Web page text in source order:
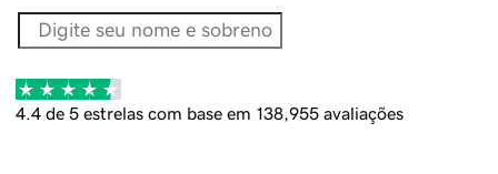
4.4 de 5 estrelas com base em 138,955 avaliações